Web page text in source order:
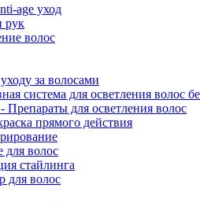
age уход
рук
волос
за волосами
система для осветления волос
для осветления волос
прямого действия
волос
стайлинга
для волос